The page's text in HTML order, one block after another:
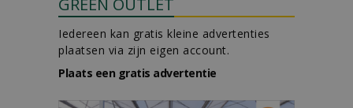
GREEN OUTLET
Iedereen kan gratis kleine advertenties
plaatsen via zijn eigen account.
Plaats een gratis advertentie